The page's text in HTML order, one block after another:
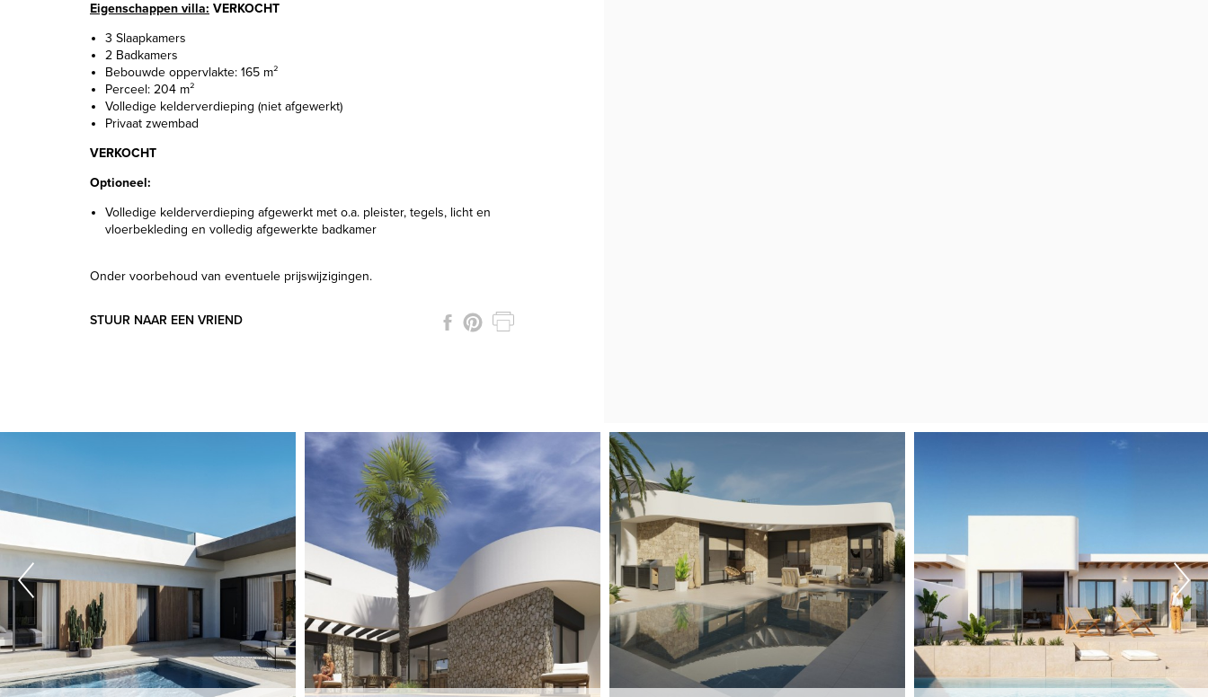
Eigenschappen villa: VERKOCHT
3 Slaapkamers
2 Badkamers
Bebouwde oppervlakte: 165 m²
Perceel: 204 m²
Volledige kelderverdieping (niet afgewerkt)
Privaat zwembad
VERKOCHT
Optioneel:
Volledige kelderverdieping afgewerkt met o.a. pleister, tegels, licht en
vloerbekleding en volledig afgewerkte badkamer
Onder voorbehoud van eventuele prijswijzigingen.
STUUR NAAR EEN VRIEND